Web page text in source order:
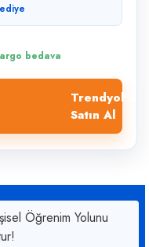
bedava
Trendyol'dan
Satın Al
Öğrenim Yolunu